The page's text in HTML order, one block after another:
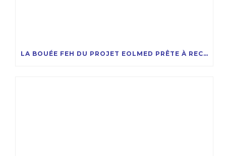
LA BOUÉE FEH DU PROJET EOLMED PRÊTE À RECEVOIR LA COMPAGNIE DES ÉOLIENNES FLOTTANTES